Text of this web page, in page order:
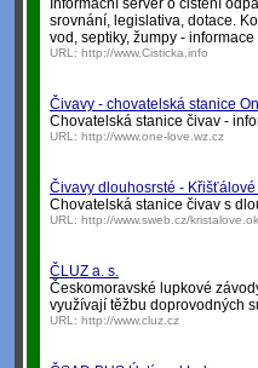
Informační server o čištění
srovnání, legislativa, dotace.
vod, septiky, žumpy -
URL: http://www.Cisticka.info
Čivavy - chovatelská stanice
Chovatelská stanice čivav -
URL: http://www.one-love.wz.cz
Čivavy dlouhosrsté -
Chovatelská stanice čivav s
URL: http://www.sweb.cz/
ČLUZ a. s.
Českomoravské lupkové
využívají těžbu doprovodných
URL: http://www.cluz.cz